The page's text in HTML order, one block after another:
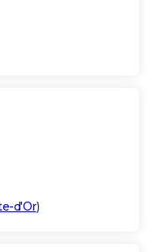
d'Or)